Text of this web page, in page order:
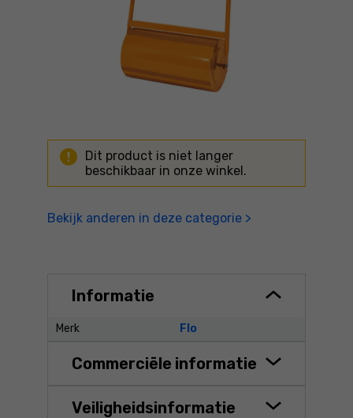
Dit product is niet langer
beschikbaar in onze winkel.
Bekijk anderen in deze categorie >
Informatie
Merk Flo
Commerciële informatie
Veiligheidsinformatie